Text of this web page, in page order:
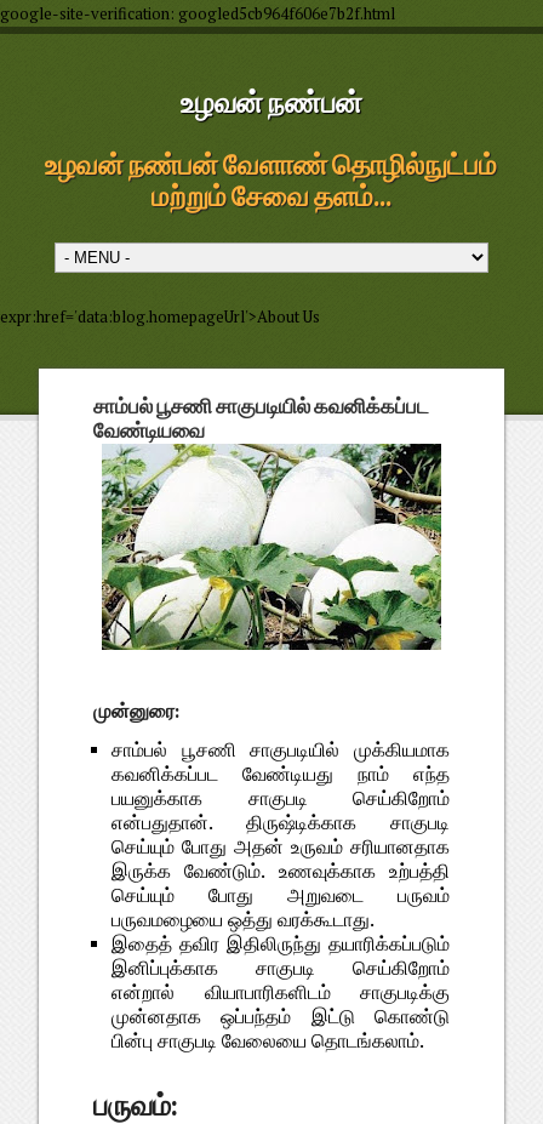
google-site-verification: googled5cb964f606e7b2f.html
உழவன் நண்பன்
உழவன் நண்பன் வேளாண் தொழில்நுட்பம்
மற்றும் சேவை தளம்...
expr:href='data:blog.homepageUrl'>About Us
சாம்பல் பூசணி சாகுபடியில் கவனிக்கப்பட
வேண்டியவை
முன்னுரை:
சாம்பல் பூசணி சாகுபடியில் முக்கியமாக
கவனிக்கப்பட வேண்டியது நாம் எந்த
பயனுக்காக சாகுபடி செய்கிறோம்
என்பதுதான். திருஷ்டிக்காக சாகுபடி
செய்யும் போது அதன் உருவம் சரியானதாக
இருக்க வேண்டும். உணவுக்காக உற்பத்தி
செய்யும் போது அறுவடை பருவம்
பருவமழையை ஒத்து வரக்கூடாது.
இதைத் தவிர இதிலிருந்து தயாரிக்கப்படும்
இனிப்புக்காக சாகுபடி செய்கிறோம்
என்றால் வியாபாரிகளிடம் சாகுபடிக்கு
முன்னதாக ஒப்பந்தம் இட்டு கொண்டு
பின்பு சாகுபடி வேலையை தொடங்கலாம்.
பருவம்: